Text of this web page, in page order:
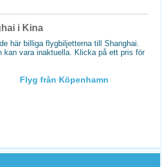
i Kina
här billiga flygbiljetterna till Shanghai.
kan vara inaktuella. Klicka på ett pris för
Flyg från Köpenhamn